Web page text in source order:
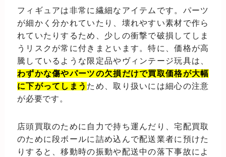
フィギュアは非常に繊細なアイテムです。パーツ
が細かく分かれていたり、壊れやすい素材で作ら
れていたりするため、少しの衝撃で破損してしま
うリスクが常に付きまといます。特に、価格が高
騰しているような限定品やヴィンテージ玩具は、
わずかな傷やパーツの欠損だけで買取価格が大幅
に下がってしまう ため、取り扱いには細心の注意
が必要です。
店頭買取のために自力で持ち運んだり、宅配買取
のために段ボールに詰め込んで配送業者に預けた
りすると、移動時の振動や配送中の落下事故によ